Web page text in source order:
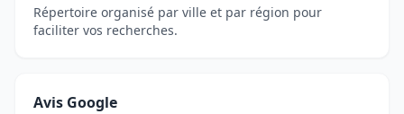
Répertoire organisé par ville et par région pour
faciliter vos recherches.
Avis Google